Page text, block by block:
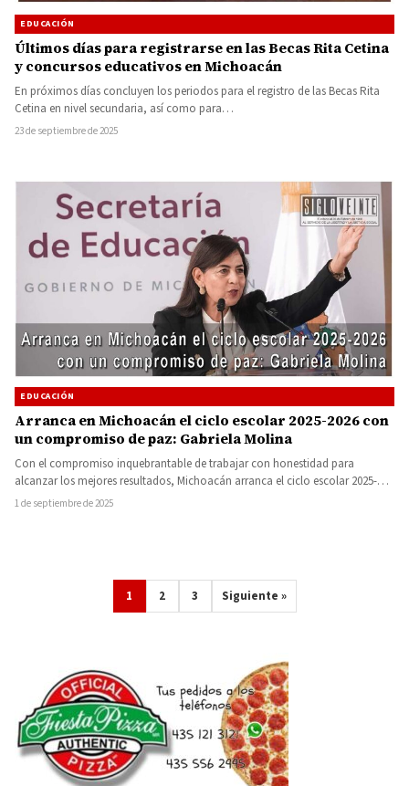
EDUCACIÓN
Últimos días para registrarse en las Becas Rita Cetina
y concursos educativos en Michoacán
En próximos días concluyen los periodos para el registro de las Becas Rita
Cetina en nivel secundaria, así como para…
23 de septiembre de 2025
EDUCACIÓN
Arranca en Michoacán el ciclo escolar 2025-2026 con
un compromiso de paz: Gabriela Molina
Con el compromiso inquebrantable de trabajar con honestidad para
alcanzar los mejores resultados, Michoacán arranca el ciclo escolar 2025-
2026 para…
1 de septiembre de 2025
1 2 3 Siguiente »